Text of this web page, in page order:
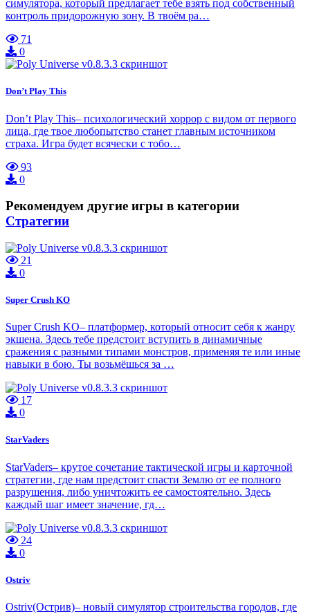
симулятора, который предлагает тебе взять под собственный
контроль придорожную зону. В твоём ра…
71
0
Don’t Play This
Don’t Play This– психологический хоррор с видом от первого
лица, где твое любопытство станет главным источником
страха. Игра будет всячески с тобо…
93
0
Рекомендуем другие игры в категории
Стратегии
21
0
Super Crush KO
Super Crush KO– платформер, который относит себя к жанру
экшена. Здесь тебе предстоит вступить в динамичные
сражения с разными типами монстров, применяя те или иные
навыки в бою. Ты возьмёшься за …
17
0
StarVaders
StarVaders– крутое сочетание тактической игры и карточной
стратегии, где нам предстоит спасти Землю от ее полного
разрушения, либо уничтожить ее самостоятельно. Здесь
каждый шаг имеет значение, гд…
24
0
Ostriv
Ostriv(Острив)– новый симулятор строительства городов, где